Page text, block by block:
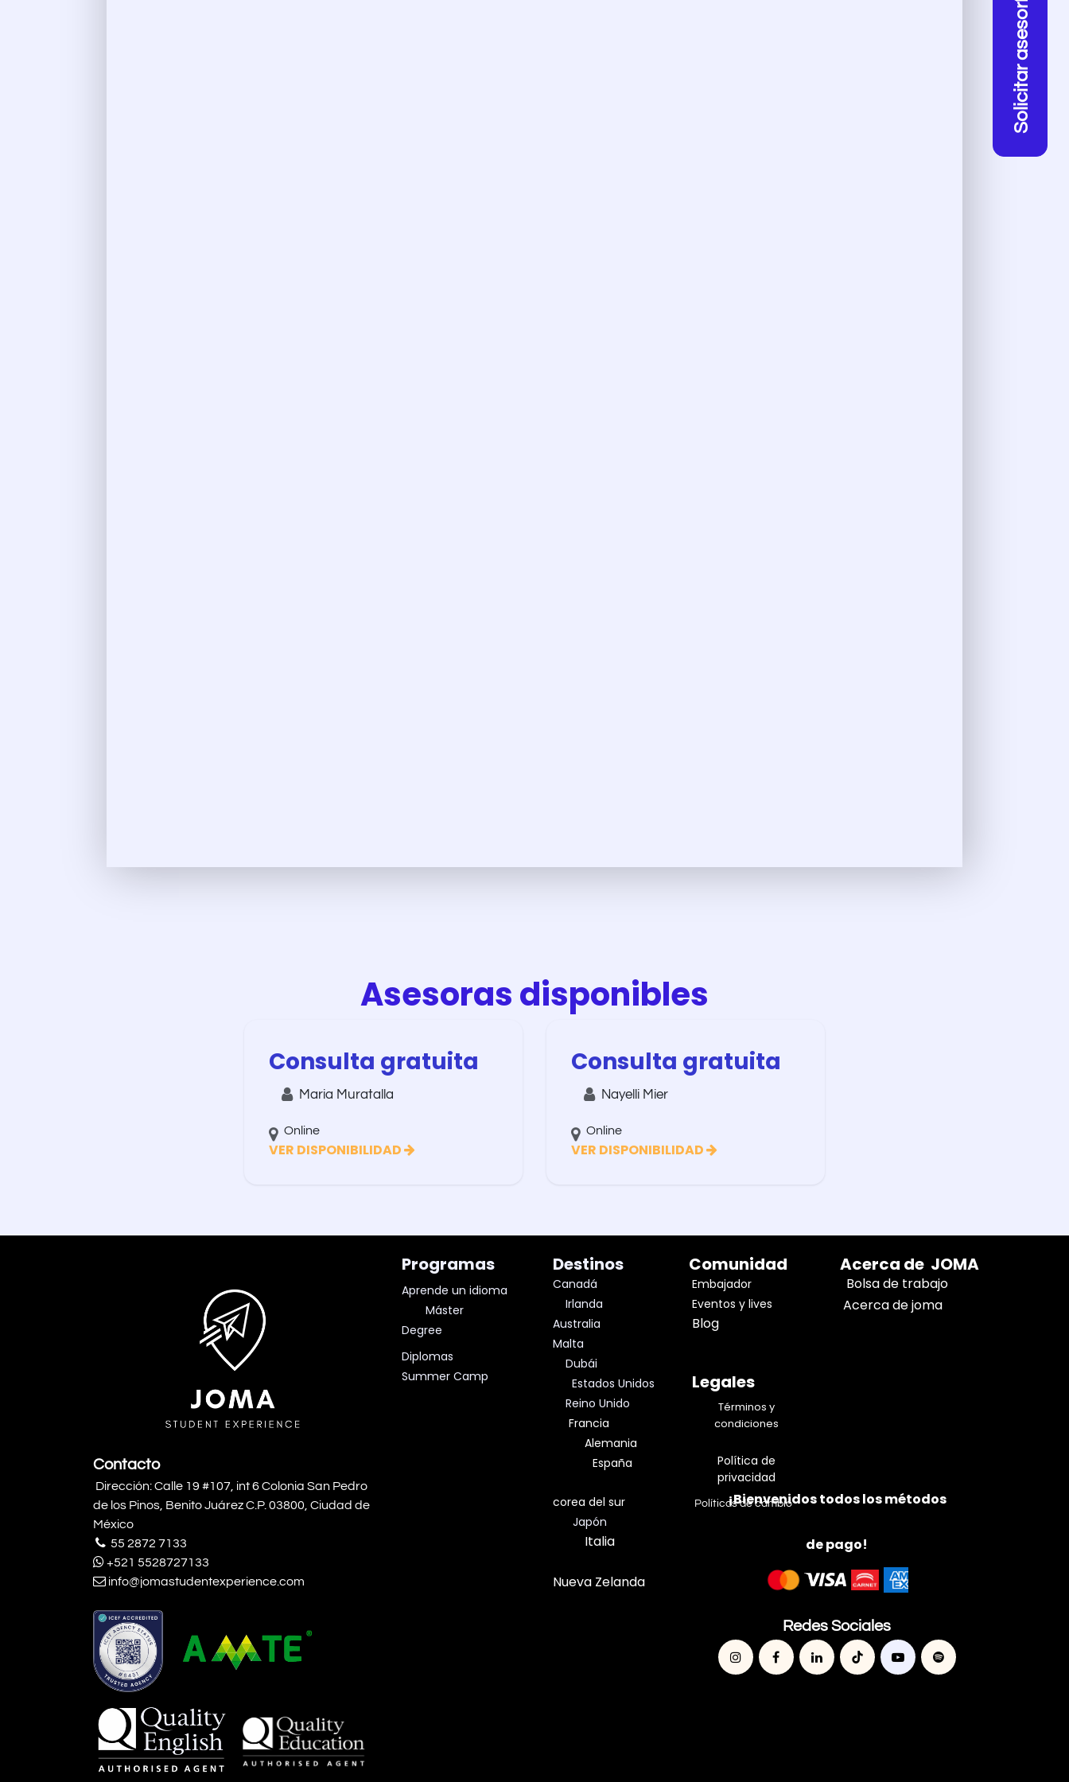
Asesoras disponibles
Consulta gratuita
Maria Muratalla
Online
VER DISPONIBILIDAD
Consulta gratuita
Nayelli Mier
Online
VER DISPONIBILIDAD
Contacto
Dirección: Calle 19 #107, int 6 Colonia San Pedro
de los Pinos, Benito Juárez C.P. 03800, Ciudad de
México
55 2872 7133
+521 5528727133
info@jomastudentexperience.com
Programas
Aprende un idioma
Máster
Degree
Diplomas
Summer Camp
Destinos
Canadá
Irlanda
Australia
Malta
Dubái
Estados Unidos
Reino Unido
Francia
Alemania
España
corea del sur
Japón
Italia
Nueva Zelanda
Comunidad
Embajador
Eventos y lives
Blog
Legales
Términos y
condiciones
Política de
privacidad
Políticas de cambio
Acerca de JOMA
Bolsa de trabajo
Acerca de joma
¡Bienvenidos todos los métodos
de pago!
Redes Sociales
Solicitar asesoría